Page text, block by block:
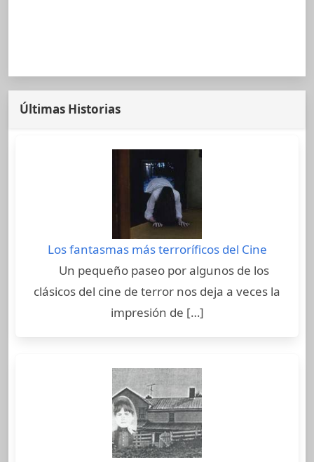
Últimas Historias
Los fantasmas más terroríficos del Cine
Un pequeño paseo por algunos de los
clásicos del cine de terror nos deja a veces la
impresión de […]